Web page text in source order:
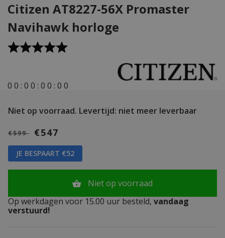
Citizen AT8227-56X Promaster
Navihawk horloge
0 0 : 0 0 : 0 0 : 0 0
Niet op voorraad. Levertijd: niet meer leverbaar
€599 €547
JE BESPAART €52
Niet op voorraad
Op werkdagen voor 15.00 uur besteld, vandaag
verstuurd!